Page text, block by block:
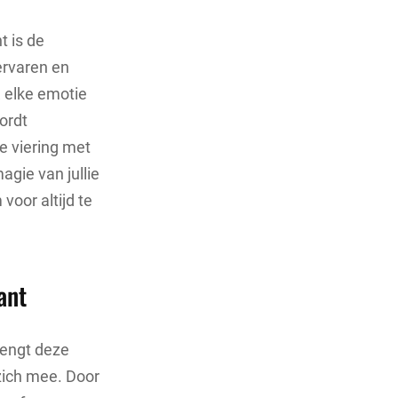
is de
en
emotie
viering met
van jullie
voor altijd te
deze
mee. Door